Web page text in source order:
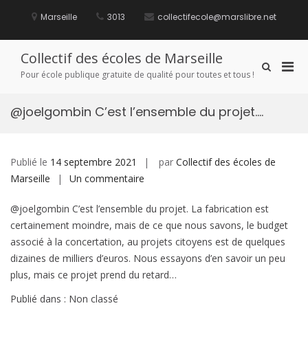
Marseille 3013 collectifecole@marslibre.net
Collectif des écoles de Marseille
Pour école publique gratuite de qualité pour toutes et tous !
Afficher
recherche
@joelgombin C’est l’ensemble du projet….
Publié le 14 septembre 2021 par Collectif des écoles de
Marseille
Un commentaire
C’est
l’ensemble
du
projet….
@joelgombin C’est l’ensemble du projet. La fabrication est
certainement moindre, mais de ce que nous savons, le budget
associé à la concertation, au projets citoyens est de quelques
dizaines de milliers d’euros. Nous essayons d’en savoir un peu
plus, mais ce projet prend du retard…
Publié dans : Non classé